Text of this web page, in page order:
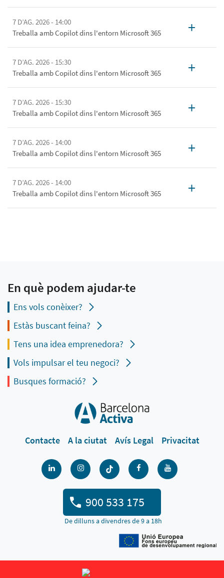
7 D’AG. 2026 - 14:00
Treballa amb Copilot dins l'entorn Microsoft 365
+
7 D’AG. 2026 - 15:30
Treballa amb Copilot dins l'entorn Microsoft 365
+
7 D’AG. 2026 - 15:30
Treballa amb Copilot dins l'entorn Microsoft 365
+
7 D’AG. 2026 - 14:00
Treballa amb Copilot dins l'entorn Microsoft 365
+
7 D’AG. 2026 - 14:00
Treballa amb Copilot dins l'entorn Microsoft 365
+
En què podem ajudar-te
Ens vols conèixer?
Estàs buscant feina?
Tens una idea emprenedora?
Vols impulsar el teu negoci?
Busques formació?
Contacte A la ciutat Avís Legal Privacitat
900 533 175
De dilluns a divendres de 9 a 18h